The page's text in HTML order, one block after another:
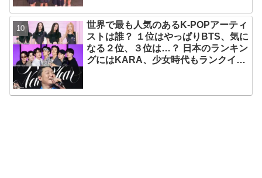
世界で最も人気のあるK-POPアーティ
ストは誰？ １位はやっぱりBTS、気に
なる２位、３位は…？ 日本のランキン
グにはKARA、少女時代もランクイ